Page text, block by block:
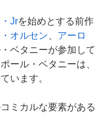
Jrを始めとする前作
オルセン
アーロ
・ベタニーが参加して
ール・ベタニーは、
います。
ミカルな要素がある